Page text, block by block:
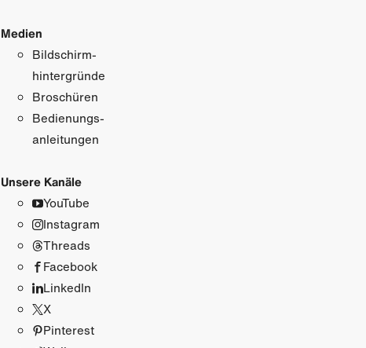
Medien
Bildschirm­
hintergründe
Broschüren
Bedienungs­
anleitungen
Unsere Kanäle
YouTube
Instagram
Threads
Facebook
LinkedIn
X
Pinterest